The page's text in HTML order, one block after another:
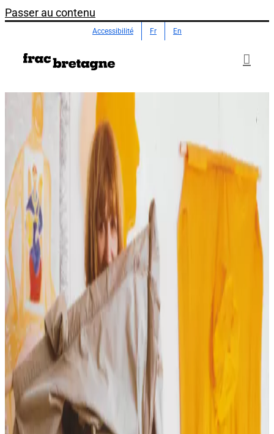
Passer au contenu
Accessibilité Fr En